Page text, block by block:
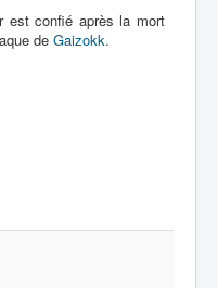
est confié après la mort
de Gaizokk.